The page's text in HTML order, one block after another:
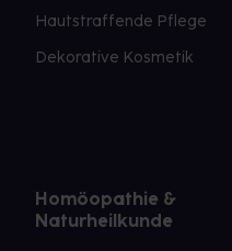
Hautstraffende Pflege
Dekorative Kosmetik
Homöopathie &
Naturheilkunde